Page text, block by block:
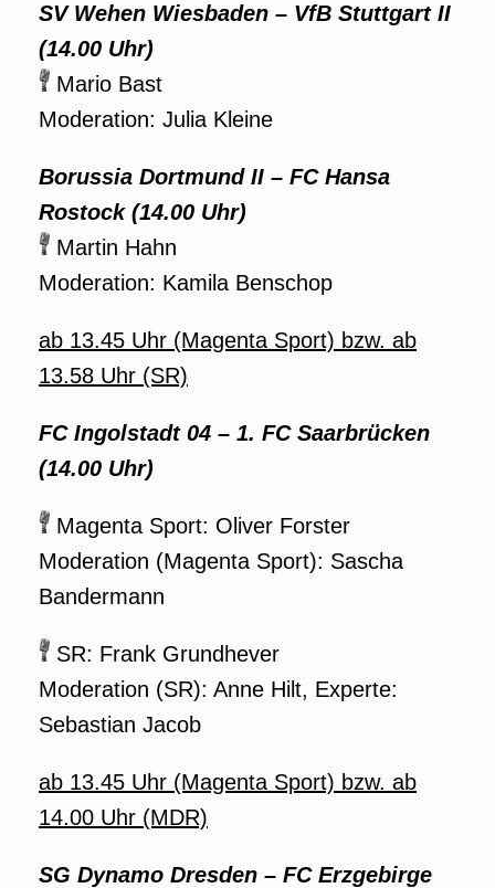
SV Wehen Wiesbaden – VfB Stuttgart II
(14.00 Uhr)
Mario Bast
Moderation: Julia Kleine
Borussia Dortmund II – FC Hansa
Rostock (14.00 Uhr)
Martin Hahn
Moderation: Kamila Benschop
ab 13.45 Uhr (Magenta Sport) bzw. ab
13.58 Uhr (SR)
FC Ingolstadt 04 – 1. FC Saarbrücken
(14.00 Uhr)
Magenta Sport: Oliver Forster
Moderation (Magenta Sport): Sascha
Bandermann
SR: Frank Grundhever
Moderation (SR): Anne Hilt, Experte:
Sebastian Jacob
ab 13.45 Uhr (Magenta Sport) bzw. ab
14.00 Uhr (MDR)
SG Dynamo Dresden – FC Erzgebirge